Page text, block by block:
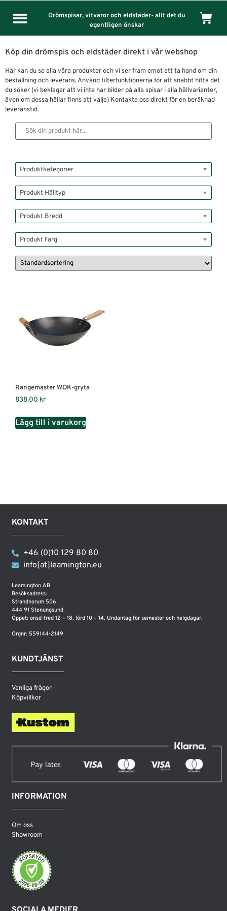
Drömspisar, vitvaror och eldstäder- allt det du
egentligen önskar
Köp din drömspis och eldstäder direkt i vår webshop
Här kan du se alla våra produkter och vi ser fram emot att ta hand om din
beställning och leverans. Använd filterfunktionerna för att snabbt hitta det
du söker (vi beklagar att vi inte har bilder på alla spisar i alla hällvarianter,
även om dessa hällar finns att välja) Kontakta oss direkt för en beräknad
leveranstid.
Produktkategorier
Produkt Hälltyp
Produkt Bredd
Produkt Färg
Rangemaster WOK-gryta
838.00 kr
Lägg till i varukorg
KONTAKT
+46 (0)10 129 80 80
info[at]leamington.eu
Leamington AB
Besöksadress:
Strandnorum 506
444 91 Stenungsund
Öppet: onsd-fred 12 – 18, lörd 10 – 14. Undantag för semester och helgdagar.
Orgnr: 559144-2149
KUNDTJÄNST
Vanliga frågor
Köpvillkor
INFORMATION
Om oss
Showroom